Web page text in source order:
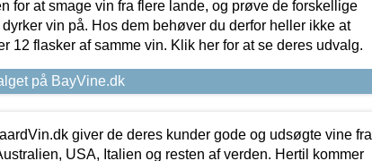
for at smage vin fra flere lande, og prøve de forskellige
vin på. Hos dem behøver du derfor heller ikke at
12 flasker af samme vin. Klik her for at se deres udvalg.
på BayVine.dk
giver de deres kunder gode og udsøgte vine fra
USA, Italien og resten af verden. Hertil kommer